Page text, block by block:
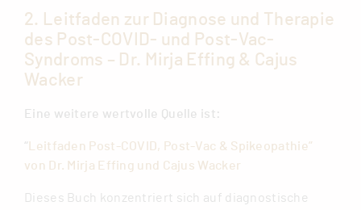
2. Leitfaden zur Diagnose und Therapie
des Post-COVID- und Post-Vac-
Syndroms – Dr. Mirja Effing & Cajus
Wacker
Eine weitere wertvolle Quelle ist:
“Leitfaden Post-COVID, Post-Vac & Spikeopathie”
von Dr. Mirja Effing und Cajus Wacker
Dieses Buch konzentriert sich auf diagnostische